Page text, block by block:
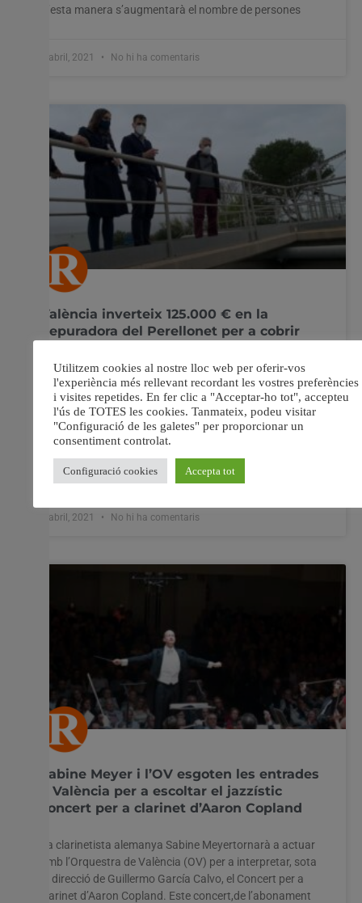
D’esta manera s’augmentarà el nombre de persones
8 abril, 2021 No hi ha comentaris
València inverteix 125.000 € en la
depuradora del Perellonet per a cobrir
L’Ajuntament de València, a través de la regidoria del
Cicle Integral de l’Aigua, ha invertit 125.000 € en la
millora de l’estació depuradora d’aigües residuals
(EDAR) del Perellonet per a convertir la planta en “una
població durant l’any, que passen dels 1.000 habitants
8 abril, 2021 No hi ha comentaris
Sabine Meyer i l’OV esgoten les entrades
a València per a escoltar el jazzístic
concert per a clarinet d’Aaron Copland
La clarinetista alemanya Sabine Meyertornarà a actuar
amb l’Orquestra de València (OV) per a interpretar, sota
la direcció de Guillermo García Calvo, el Concert per a
clarinet d’Aaron Copland. Este concert,de l’abonament
Configuració cookies Accepta tot